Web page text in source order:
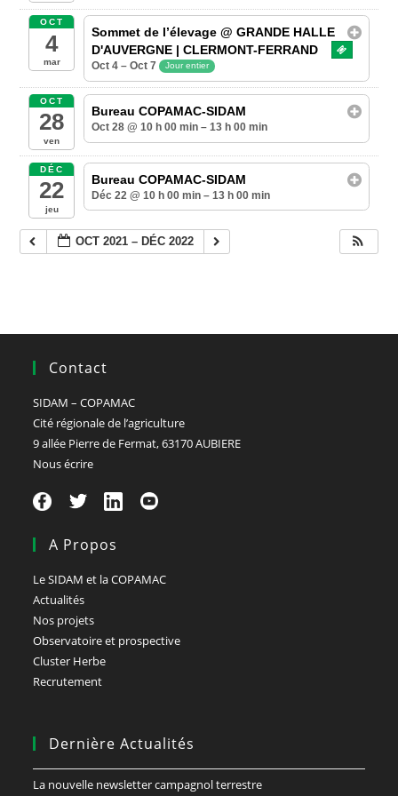
OCT
4
mar
Sommet de l’élevage @ GRANDE HALLE
D'AUVERGNE | CLERMONT-FERRAND
Oct 4 – Oct 7 Jour entier
OCT
28
ven
Bureau COPAMAC-SIDAM
Oct 28 @ 10 h 00 min – 13 h 00 min
DÉC
22
jeu
Bureau COPAMAC-SIDAM
Déc 22 @ 10 h 00 min – 13 h 00 min
OCT 2021 – DÉC 2022
Contact
SIDAM – COPAMAC
Cité régionale de l’agriculture
9 allée Pierre de Fermat, 63170 AUBIERE
Nous écrire
A Propos
Le SIDAM et la COPAMAC
Actualités
Nos projets
Observatoire et prospective
Cluster Herbe
Recrutement
Dernière Actualités
La nouvelle newsletter campagnol terrestre